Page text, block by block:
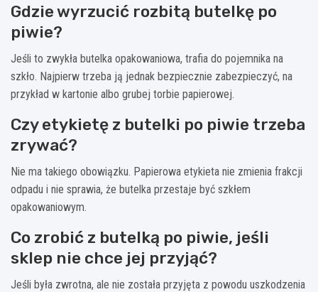
Gdzie wyrzucić rozbitą butelkę po
piwie?
Jeśli to zwykła butelka opakowaniowa, trafia do pojemnika na
szkło. Najpierw trzeba ją jednak bezpiecznie zabezpieczyć, na
przykład w kartonie albo grubej torbie papierowej.
Czy etykietę z butelki po piwie trzeba
zrywać?
Nie ma takiego obowiązku. Papierowa etykieta nie zmienia frakcji
odpadu i nie sprawia, że butelka przestaje być szkłem
opakowaniowym.
Co zrobić z butelką po piwie, jeśli
sklep nie chce jej przyjąć?
Jeśli była zwrotna, ale nie została przyjęta z powodu uszkodzenia